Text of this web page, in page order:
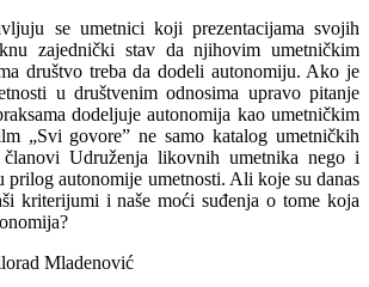
se umetnici koji prezentacijama svojih
zajednički stav da njihovim umetničkim
društvo treba da dodeli autonomiju. Ako je
u društvenim odnosima upravo pitanje
dodeljuje autonomija kao umetničkim
„Svi govore” ne samo katalog umetničkih
Udruženja likovnih umetnika nego i
prilog autonomije umetnosti. Ali koje su danas
kriterijumi i naše moći suđenja o tome koja
Mladenović